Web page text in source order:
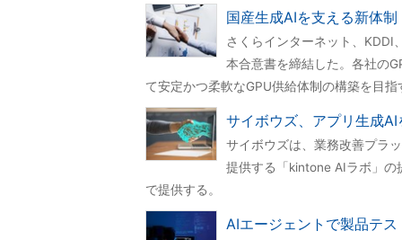
国産生成AIを支える新体
さくらインターネット、KDDI
本合意書を締結した。各社の
て安定かつ柔軟なGPU供給体制の構築を目指
サイボウズ、アプリ生成
サイボウズは、業務改善プラ
提供する「kintone AIラボ」の
で提供する。
AIエージェントで製品テ